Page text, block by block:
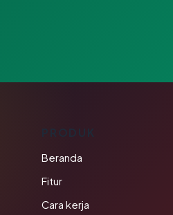
Beranda
Fitur
Cara kerja